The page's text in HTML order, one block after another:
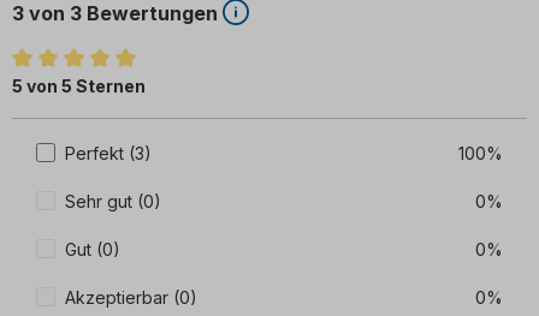
3 von 3 Bewertungen
Durchschnittliche Bewertung von 5 von 5 Sternen
5 von 5 Sternen
Perfekt (3) 100%
Sehr gut (0) 0%
Gut (0) 0%
Akzeptierbar (0) 0%